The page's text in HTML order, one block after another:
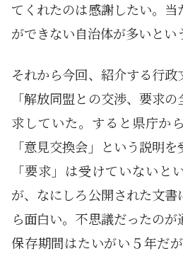
てくれたのは感謝したい。
ができない自治体が多いとい
それから今回、紹介する行
「解放同盟との交渉、要求
求していた。すると県庁か
「意見交換会」という説明
「要求」は受けていないと
が、なにしろ公開された文
ら面白い。不思議だったの
保存期間はたいがい５年だ